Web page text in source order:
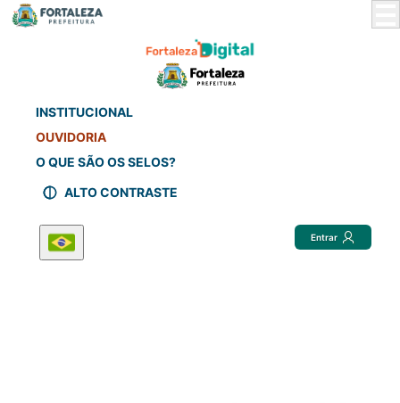
INSTITUCIONAL
OUVIDORIA
O QUE SÃO OS SELOS?
ALTO CONTRASTE
Entrar